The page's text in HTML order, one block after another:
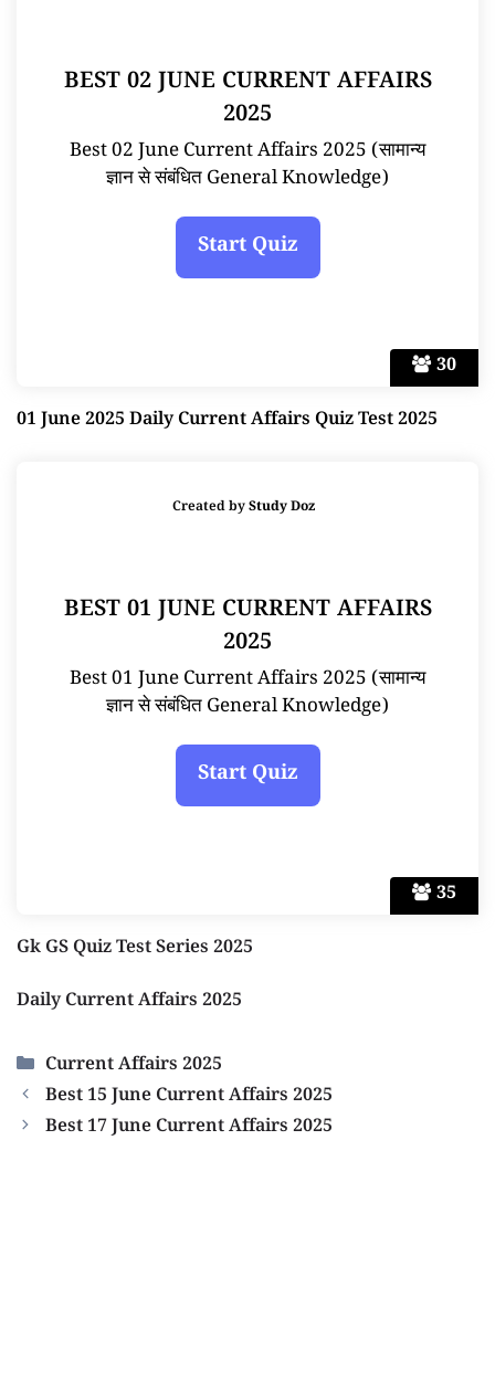
30
BEST 02 JUNE CURRENT AFFAIRS
2025
Best 02 June Current Affairs 2025 (सामान्य
ज्ञान से संबंधित General Knowledge)
01 June 2025 Daily Current Affairs Quiz Test 2025
35
Created byStudy Doz
BEST 01 JUNE CURRENT AFFAIRS
2025
Best 01 June Current Affairs 2025 (सामान्य
ज्ञान से संबंधित General Knowledge)
Gk GS Quiz Test Series 2025
Daily Current Affairs 2025
Categories
Current Affairs 2025
Best 15 June Current Affairs 2025
Best 17 June Current Affairs 2025